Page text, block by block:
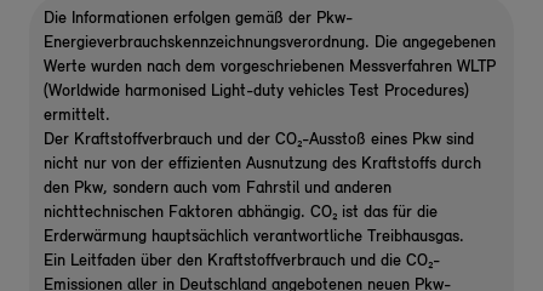
Die Informationen erfolgen gemäß der Pkw-
Energieverbrauchskennzeichnungsverordnung. Die angegebenen
Werte wurden nach dem vorgeschriebenen Messverfahren WLTP
(Worldwide harmonised Light-duty vehicles Test Procedures)
ermittelt.
Der Kraftstoffverbrauch und der CO₂-Ausstoß eines Pkw sind
nicht nur von der effizienten Ausnutzung des Kraftstoffs durch
den Pkw, sondern auch vom Fahrstil und anderen
nichttechnischen Faktoren abhängig. CO₂ ist das für die
Erderwärmung hauptsächlich verantwortliche Treibhausgas.
Ein Leitfaden über den Kraftstoffverbrauch und die CO₂-
Emissionen aller in Deutschland angebotenen neuen Pkw-